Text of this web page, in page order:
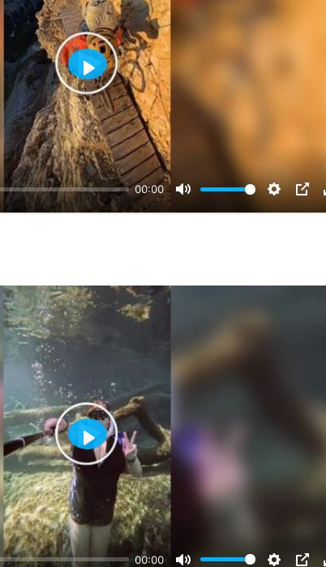
00:00
Відтворити
00:00
Відтворити